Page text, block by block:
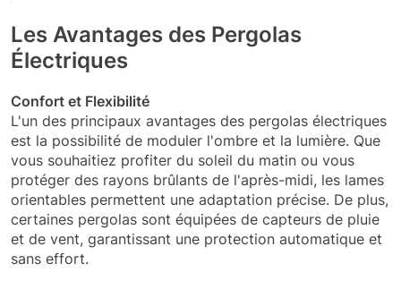
Les Avantages des Pergolas
Électriques
Confort et Flexibilité
L'un des principaux avantages des pergolas électriques
est la possibilité de moduler l'ombre et la lumière. Que
vous souhaitiez profiter du soleil du matin ou vous
protéger des rayons brûlants de l'après-midi, les lames
orientables permettent une adaptation précise. De plus,
certaines pergolas sont équipées de capteurs de pluie
et de vent, garantissant une protection automatique et
sans effort.